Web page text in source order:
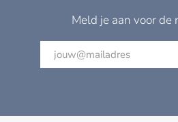
Meld je aan voor de